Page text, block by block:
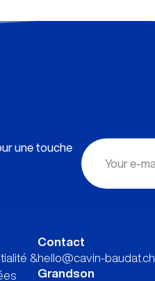
une touche
&
Contact
hello@cavin-baudat.ch
Grandson